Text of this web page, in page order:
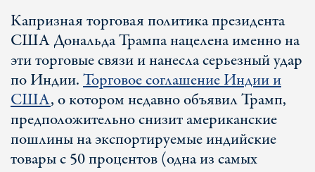
Капризная торговая политика президента
США Дональда Трампа нацелена именно на
эти торговые связи и нанесла серьезный удар
по Индии.Торговое соглашение Индии и
США, о котором недавно объявил Трамп,
предположительно снизит американские
пошлины на экспортируемые индийские
товары с 50 процентов (одна из самых